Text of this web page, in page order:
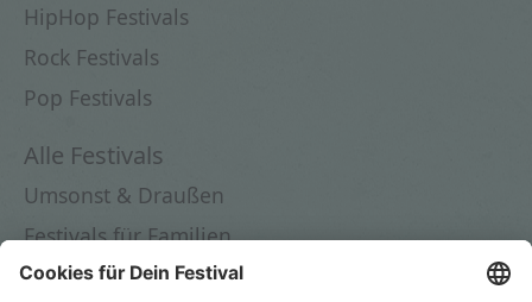
HipHop Festivals
Rock Festivals
Pop Festivals
Alle Festivals
Umsonst & Draußen
Festivals für Familien
Festivals in Deutschland